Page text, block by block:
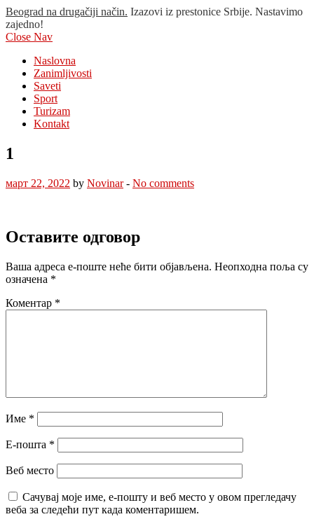
Beograd na drugačiji način. Izazovi iz prestonice Srbije. Nastavimo
zajedno!
Close Nav
Naslovna
Zanimljivosti
Saveti
Sport
Turizam
Kontakt
1
март 22, 2022 by Novinar- No comments
Оставите одговор
Ваша адреса е-поште неће бити објављена. Неопходна поља су
означена *
Коментар *
Име *
Е-пошта *
Веб место
Сачувај моје име, е-пошту и веб место у овом прегледачу
веба за следећи пут када коментаришем.